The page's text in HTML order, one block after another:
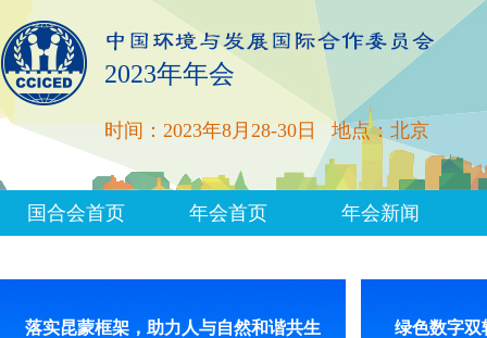
2023年年会
时间：2023年8月28-30日 地点：北京
国合会首页 年会首页 年会新闻
落实昆蒙框架，助力人与自然和谐共生 绿色数字双